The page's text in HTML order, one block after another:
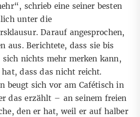
schrieb eine seiner besten
unter die
Darauf angesprochen,
aus. Berichtete, dass sie bis
nichts mehr merken kann,
dass das nicht reicht.
beugt sich vor am Cafétisch in
das erzählt – an seinem freien
den er hat, weil er auf halber